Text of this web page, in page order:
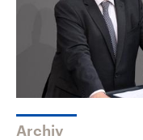
Archiv